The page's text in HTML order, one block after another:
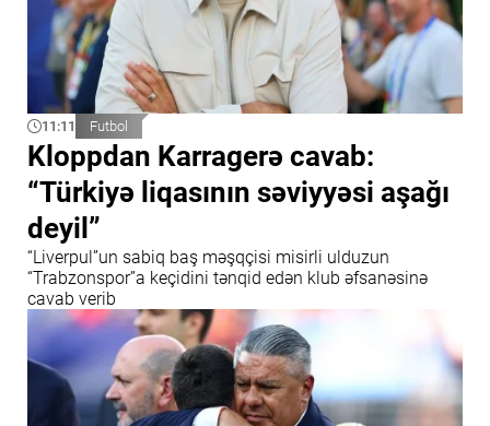
11:11 Futbol
Kloppdan Karragerə cavab:
“Türkiyə liqasının səviyyəsi aşağı
deyil”
“Liverpul”un sabiq baş məşqçisi misirli ulduzun
“Trabzonspor”a keçidini tənqid edən klub əfsanəsinə
cavab verib